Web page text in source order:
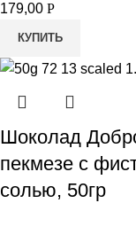
179,00 Р
КУПИТЬ
Шоколад
пекмезе с
солью, 50гр